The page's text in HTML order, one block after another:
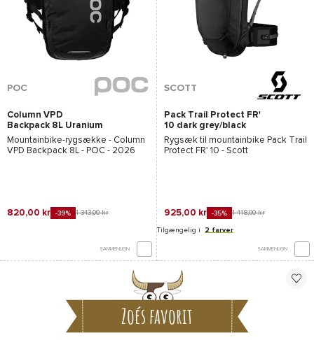
POC
Column VPD
Backpack 8L Uranium
Black
Mountainbike-rygsække - Column
VPD Backpack 8L - POC - 2026
820,00 kr -39% 1 343,00 kr
SAMMENLIGN
SCOTT
Pack Trail Protect FR'
10 dark grey/black
Rygsæk til mountainbike Pack Trail
Protect FR' 10 - Scott
925,00 kr -35% 1 418,00 kr
Tilgængelig i 2 farver
SAMMENLIGN
Zoés favorit